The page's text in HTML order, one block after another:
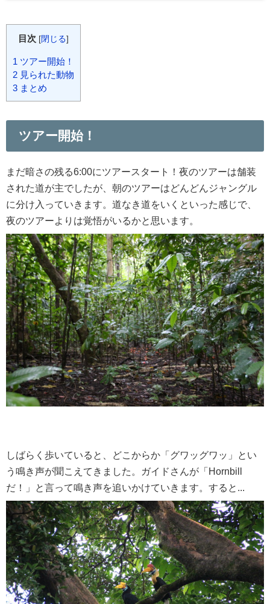
目次 [閉じる]
1 ツアー開始！
2 見られた動物
3 まとめ
ツアー開始！
まだ暗さの残る6:00にツアースタート！夜のツアーは舗装
された道が主でしたが、朝のツアーはどんどんジャングル
に分け入っていきます。道なき道をいくといった感じで、
夜のツアーよりは覚悟がいるかと思います。
しばらく歩いていると、どこからか「グワッグワッ」とい
う鳴き声が聞こえてきました。ガイドさんが「Hornbill
だ！」と言って鳴き声を追いかけていきます。すると...